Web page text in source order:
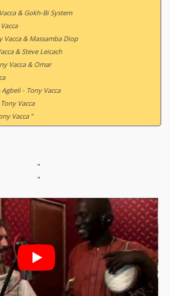
& Gokh-Bi System
Vacca & Massamba Diop
& Steve Leicach
Vacca & Omar
- Tony Vacca
Vacca
Vacca ”
"
"